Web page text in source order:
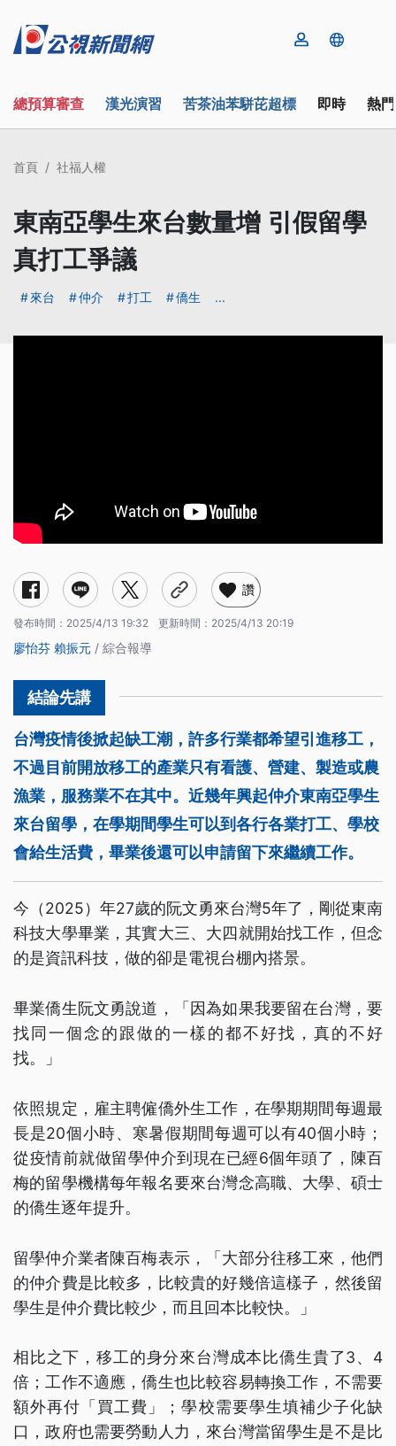
總預算審查 漢光演習 苦茶油苯駢芘超標 即時 熱
首頁 社福人權
東南亞學生來台數量增 引假留學
真打工爭議
來台 仲介 打工 僑生 ...
讚
發布時間： 2025/4/13 19:32 更新時間： 2025/4/13 20:19
廖怡芬 賴振元 / 綜合報導
台灣疫情後掀起缺工潮，許多行業都希望引進移工，
不過目前開放移工的產業只有看護、營建、製造或農
漁業，服務業不在其中。近幾年興起仲介東南亞學生
來台留學，在學期間學生可以到各行各業打工、學校
會給生活費，畢業後還可以申請留下來繼續工作。
今（2025）年27歲的阮文勇來台灣5年了，剛從東南
科技大學畢業，其實大三、大四就開始找工作，但念
的是資訊科技，做的卻是電視台棚內搭景。
畢業僑生阮文勇說道，「因為如果我要留在台灣，要
找同一個念的跟做的一樣的都不好找，真的不好
找。」
依照規定，雇主聘僱僑外生工作，在學期期間每週最
長是20個小時、寒暑假期間每週可以有40個小時；
從疫情前就做留學仲介到現在已經6個年頭了，陳百
梅的留學機構每年報名要來台灣念高職、大學、碩士
的僑生逐年提升。
留學仲介業者陳百梅表示，「大部分往移工來，他們
的仲介費是比較多，比較貴的好幾倍這樣子，然後留
學生是仲介費比較少，而且回本比較快。」
相比之下，移工的身分來台灣成本比僑生貴了3、4
倍；工作不適應，僑生也比較容易轉換工作，不需要
額外再付「買工費」；學校需要學生填補少子化缺
口，政府也需要勞動人力，來台灣當留學生是不是比